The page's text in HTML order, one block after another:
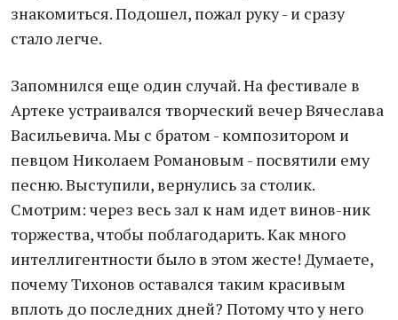
знакомиться. Подошел, пожал руку - и сразу
стало легче.
Запомнился еще один случай. На фестивале в
Артеке устраивался творческий вечер Вячеслава
Васильевича. Мы с братом - композитором и
певцом Николаем Романовым - посвятили ему
песню. Выступили, вернулись за столик.
Смотрим: через весь зал к нам идет винов-ник
торжества, чтобы поблагодарить. Как много
интеллигентности было в этом жесте! Думаете,
почему Тихонов оставался таким красивым
вплоть до последних дней? Потому что у него